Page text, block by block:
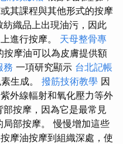
其課程與其他形式的按摩
織品上出現油污，因此
進行按摩。 天母整骨專
按摩油可以為皮膚提供額
務 一項研究顯示 台北記帳
生成。 撥筋技術教學 因
外線輻射和氧化壓力等外
按摩，因為它是最常見
部按摩。 慢慢增加這些
摩油按摩到組織深處，使